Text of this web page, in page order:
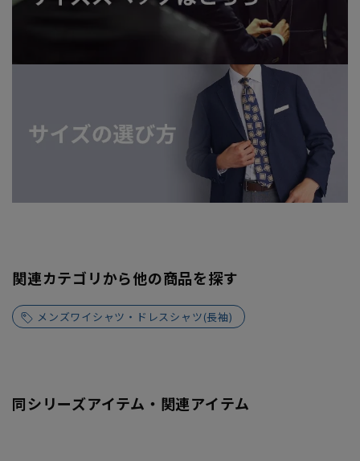
関連カテゴリから他の商品を探す
メンズワイシャツ・ドレスシャツ(長袖)
同シリーズアイテム・関連アイテム